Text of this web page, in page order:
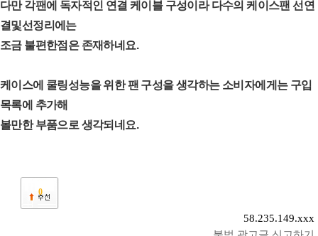
다만 각팬에 독자적인 연결 케이블 구성이라 다수의 케이스팬 선연
결및선정리에는
조금 불편한점은 존재하네요.
케이스에 쿨링성능을 위한 팬 구성을 생각하는 소비자에게는 구입
목록에 추가해
볼만한 부품으로 생각되네요.
0
58.235.149.xxx